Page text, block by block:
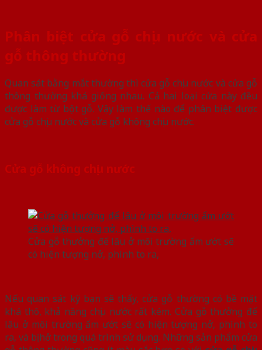
Phân biệt cửa gỗ chịu nước và cửa
gỗ thông thường
Quan sát bằng mắt thường thì cửa gỗ chịu nước và cửa gỗ
thông thường khá giống nhau. Cả hai loại cửa này đều
được làm từ bột gỗ. Vậy làm thế nào để phân biệt được
cửa gỗ chịu nước và cửa gỗ không chịu nước.
Cửa gỗ không chịu nước
Cửa gỗ thưởng để lâu ở môi trường ẩm ướt sẽ
có hiện tượng nở, phình to ra,
Nếu quan sát kỹ bạn sẽ thấy, cửa gỗ thường có bề mặt
khá thô, khả năng chịu nước rất kém. Cửa gỗ thưởng để
lâu ở môi trường ẩm ướt sẽ có hiện tượng nở, phình to
ra, và bị hở trong quá trình sử dụng. Những sản phẩm cửa